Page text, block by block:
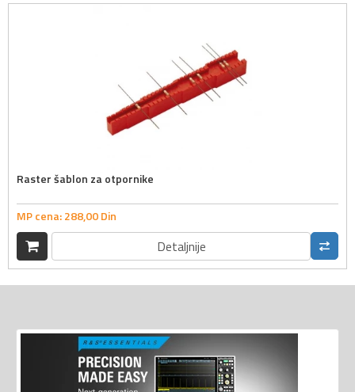
Raster šablon za otpornike
MP cena:288,00Din
Detaljnije